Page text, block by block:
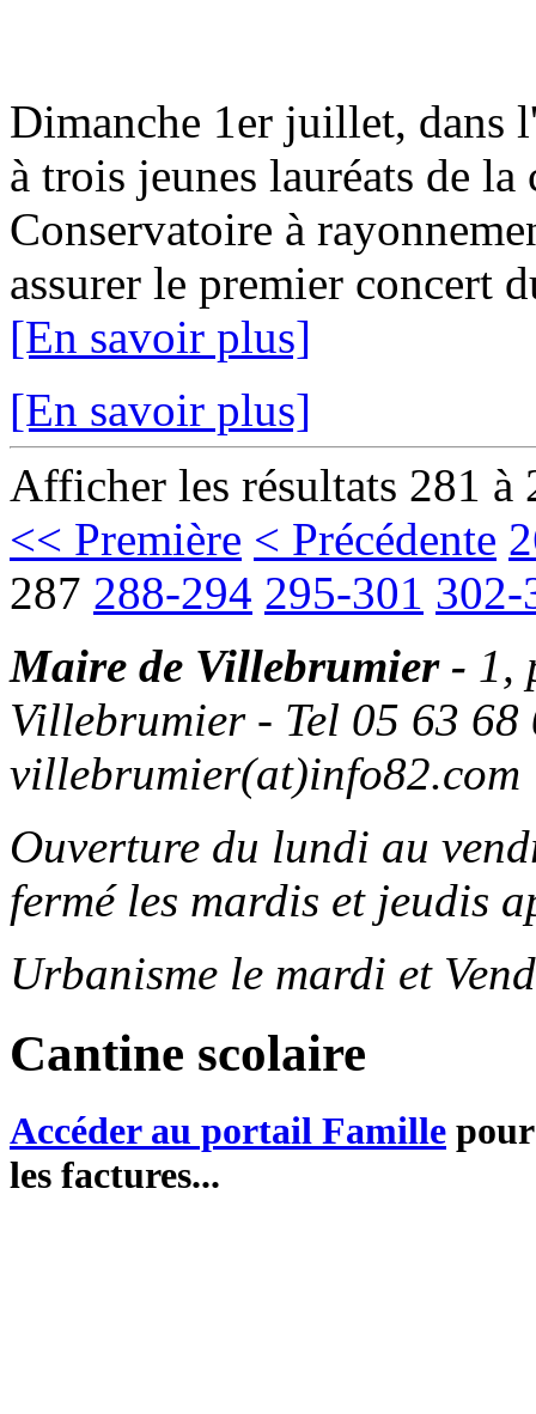
Dimanche 1er juillet, dans
à trois jeunes lauréats de
Conservatoire à
assurer le premier concert
[En savoir plus]
[En savoir plus]
Afficher les résultats 281 à
<< Première < Précédente
287 288-294 295-301 302-
Maire de Villebrumier - 1,
Villebrumier - Tel 05 63
villebrumier(at)info82.com
Ouverture du lundi au
fermé les mardis et jeudis
Urbanisme le mardi et
Cantine scolaire
Accéder au portail Famille
les factures...